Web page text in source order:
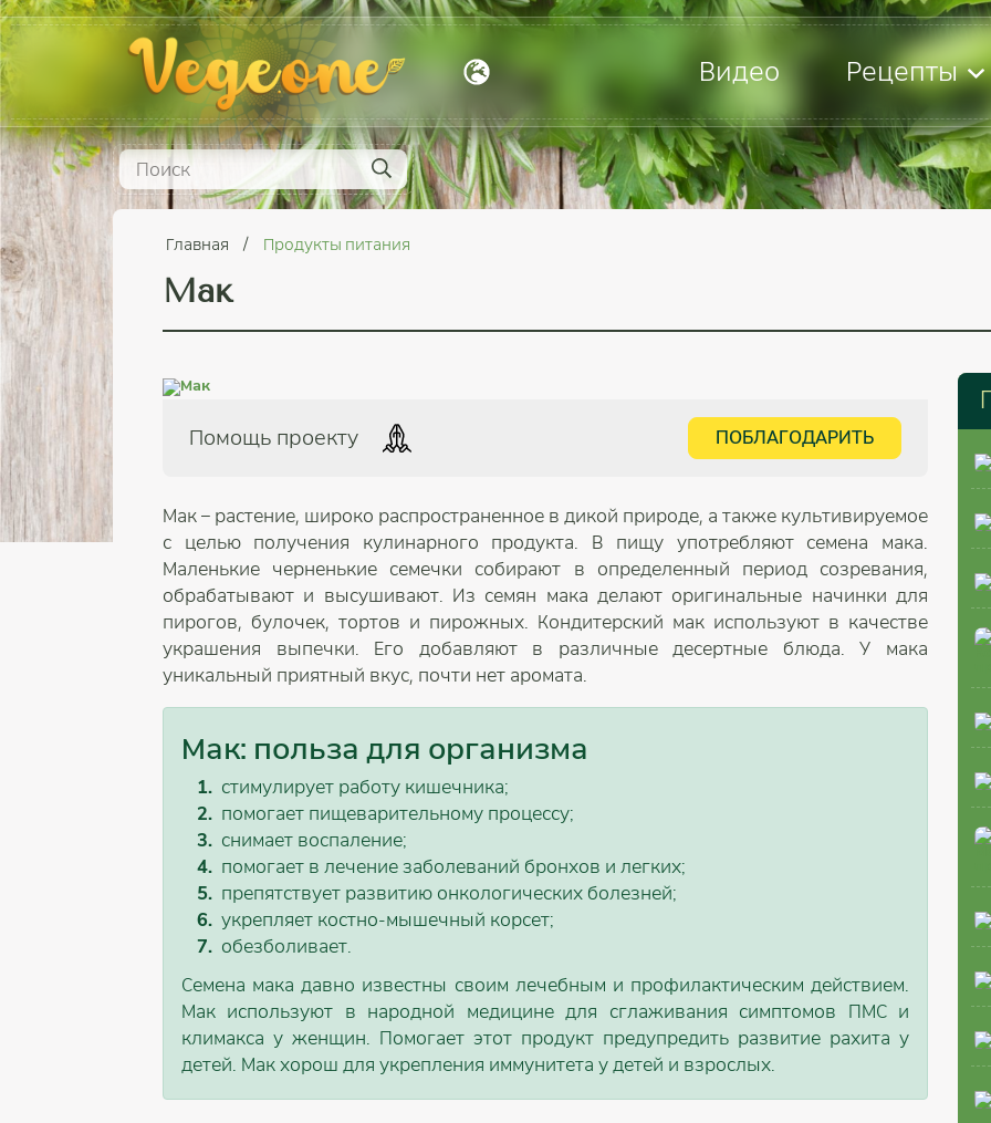
Видео Рецепты
Главная Продукты питания
Мак
Помощь проекту ПОБЛАГОДАРИТЬ
Мак – растение, широко распространенное в дикой природе, а также культивируемое
с целью получения кулинарного продукта. В пищу употребляют семена мака.
Маленькие черненькие семечки собирают в определенный период созревания,
обрабатывают и высушивают. Из семян мака делают оригинальные начинки для
пирогов, булочек, тортов и пирожных. Кондитерский мак используют в качестве
украшения выпечки. Его добавляют в различные десертные блюда. У мака
уникальный приятный вкус, почти нет аромата.
Мак: польза для организма
стимулирует работу кишечника;
помогает пищеварительному процессу;
снимает воспаление;
помогает в лечение заболеваний бронхов и легких;
препятствует развитию онкологических болезней;
укрепляет костно-мышечный корсет;
обезболивает.
Семена мака давно известны своим лечебным и профилактическим действием.
Мак используют в народной медицине для сглаживания симптомов ПМС и
климакса у женщин. Помогает этот продукт предупредить развитие рахита у
детей. Мак хорош для укрепления иммунитета у детей и взрослых.